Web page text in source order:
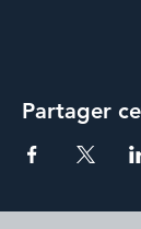
Partager